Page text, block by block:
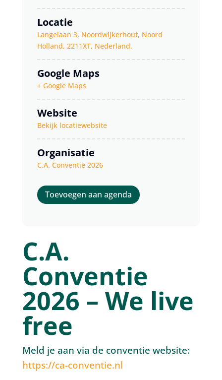
C.A.
Conventie
2026 – We live
free
Meld je aan via de conventie website:
https://ca-conventie.nl
Locatie
Langelaan 3, Noordwijkerhout, Noord
Holland, 2211XT, Nederland,
Google Maps
+ Google Maps
Website
Bekijk locatiewebsite
Organisatie
C.A. Conventie 2026
Toevoegen aan agenda